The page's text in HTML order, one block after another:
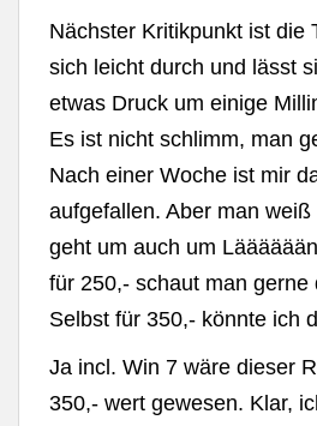
Nächster Kritikpunkt ist die
sich leicht durch und lässt
etwas Druck um einige
Es ist nicht schlimm, man
Nach einer Woche ist mir
aufgefallen. Aber man
geht um auch um
für 250,- schaut man gerne
Selbst für 350,- könnte ich
Ja incl. Win 7 wäre dieser
350,- wert gewesen. Klar,